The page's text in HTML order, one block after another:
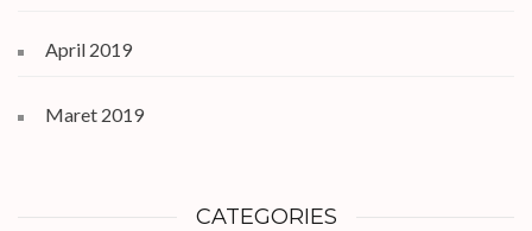
April 2019
Maret 2019
CATEGORIES